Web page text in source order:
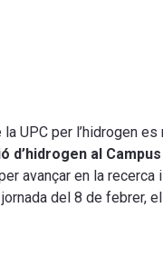
UPC per l’hidrogen
d’hidrogen al
avançar en la
del 8 de febrer,